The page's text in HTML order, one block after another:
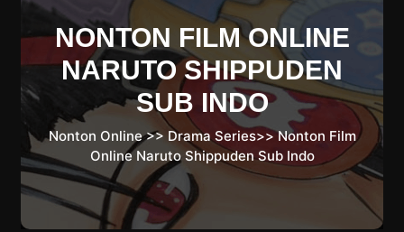
NONTON FILM ONLINE
NARUTO SHIPPUDEN
SUB INDO
Nonton Online>> Drama Series>>Nonton Film
Online Naruto Shippuden Sub Indo